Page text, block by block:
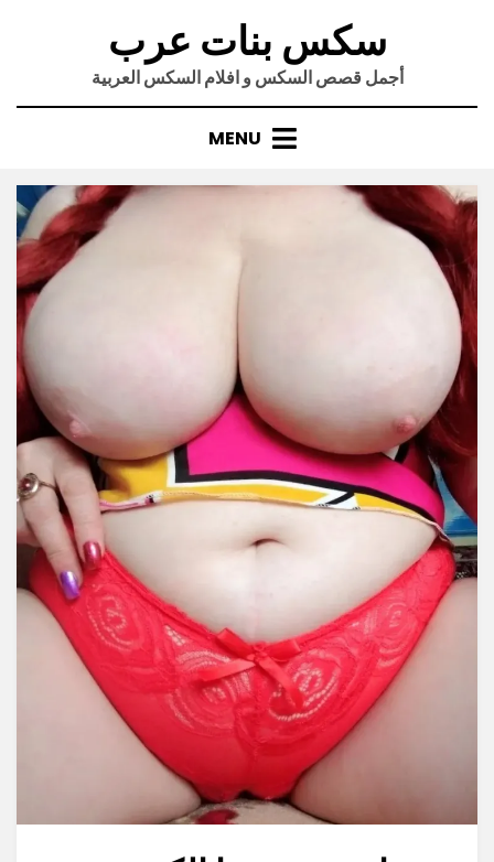
سكس بنات عرب
أجمل قصص السكس و افلام السكس العربية
MENU